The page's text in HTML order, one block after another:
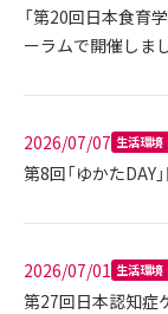
「第20回日本食育
ーラムで開催しま
2026/07/07 生活環境
第8回「ゆかたDAY
2026/07/01 生活環境
第27回日本認知症